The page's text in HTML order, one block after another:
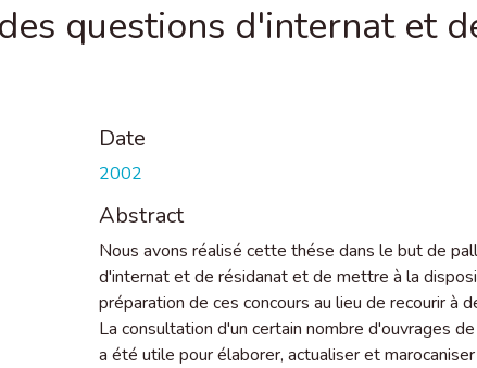
questions d'internat et
Date
2002
Abstract
Nous avons réalisé cette thése dans le but de
d'internat et de résidanat et de mettre à la
préparation de ces concours au lieu de recourir à
La consultation d'un certain nombre d'ouvrages
a été utile pour élaborer, actualiser et